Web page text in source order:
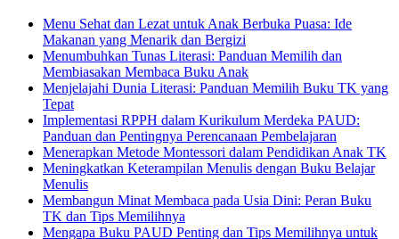
Menu Sehat dan Lezat untuk Anak Berbuka Puasa: Ide
Makanan yang Menarik dan Bergizi
Menumbuhkan Tunas Literasi: Panduan Memilih dan
Membiasakan Membaca Buku Anak
Menjelajahi Dunia Literasi: Panduan Memilih Buku TK yang
Tepat
Implementasi RPPH dalam Kurikulum Merdeka PAUD:
Panduan dan Pentingnya Perencanaan Pembelajaran
Menerapkan Metode Montessori dalam Pendidikan Anak TK
Meningkatkan Keterampilan Menulis dengan Buku Belajar
Menulis
Membangun Minat Membaca pada Usia Dini: Peran Buku
TK dan Tips Memilihnya
Mengapa Buku PAUD Penting dan Tips Memilihnya untuk